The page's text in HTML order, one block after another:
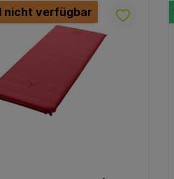
nicht verfügbar